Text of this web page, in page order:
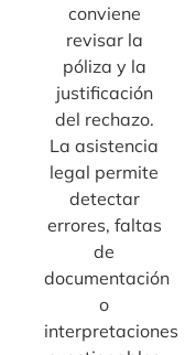
conviene
revisar la
póliza y la
justificación
del rechazo.
La asistencia
legal permite
detectar
errores, faltas
de
documentación
o
interpretaciones